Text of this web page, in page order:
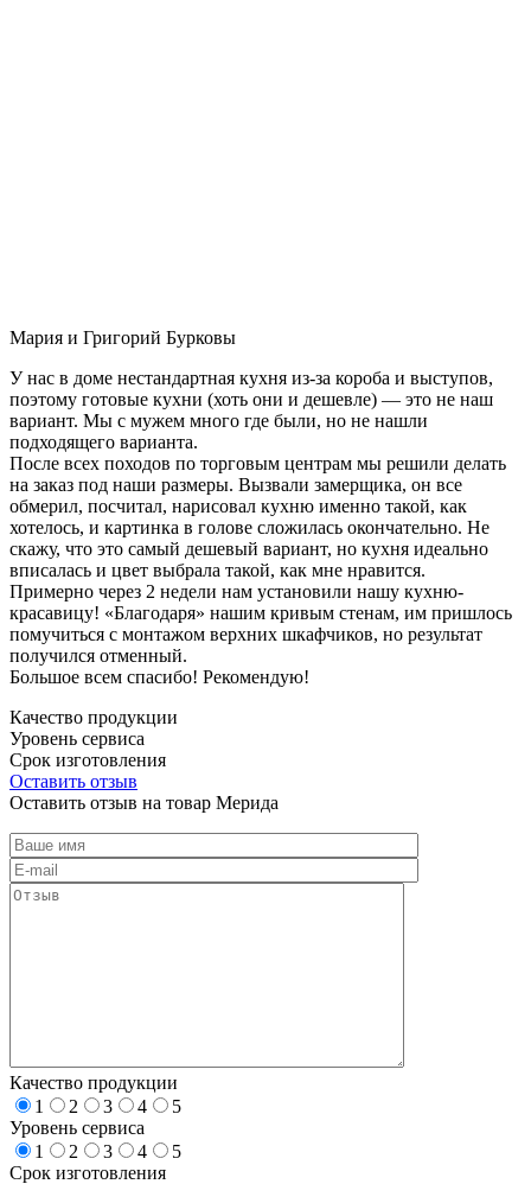
Мария и Григорий Бурковы
У нас в доме нестандартная кухня из-за короба и выступов,
поэтому готовые кухни (хоть они и дешевле) — это не наш
вариант. Мы с мужем много где были, но не нашли
подходящего варианта.
После всех походов по торговым центрам мы решили делать
на заказ под наши размеры. Вызвали замерщика, он все
обмерил, посчитал, нарисовал кухню именно такой, как
хотелось, и картинка в голове сложилась окончательно. Не
скажу, что это самый дешевый вариант, но кухня идеально
вписалась и цвет выбрала такой, как мне нравится.
Примерно через 2 недели нам установили нашу кухню-
красавицу! «Благодаря» нашим кривым стенам, им пришлось
помучиться с монтажом верхних шкафчиков, но результат
получился отменный.
Большое всем спасибо! Рекомендую!
Качество продукции
Уровень сервиса
Срок изготовления
Оставить отзыв
Оставить отзыв на товар Мерида
Качество продукции
1
2 3 4
5
Уровень сервиса
1
2 3 4
5
Срок изготовления